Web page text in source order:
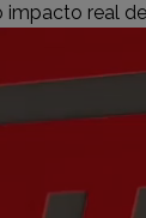
impacto real